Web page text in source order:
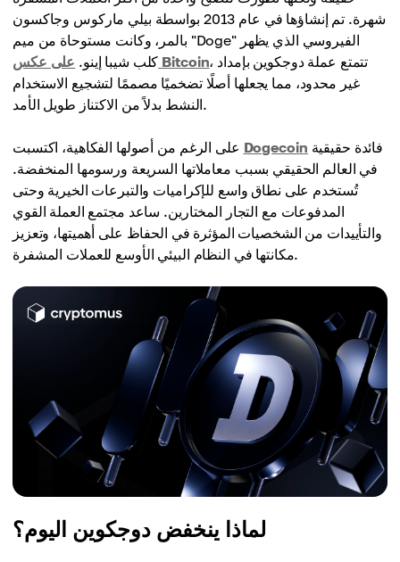
شهرة. تم إنشاؤها في عام 2013 بواسطة بيلي ماركوس وجاكسون
بالمر، وكانت مستوحاة من ميم "Doge" الفيروسي الذي يظهر
كلب شيبا إينو. على عكس Bitcoin، تتمتع عملة دوجكوين بإمداد
غير محدود، مما يجعلها أصلًا تضخميًا مصممًا لتشجيع الاستخدام
النشط بدلاً من الاكتناز طويل الأمد.
Dogecoin
في العالم الحقيقي بسبب معاملاتها السريعة ورسومها المنخفضة.
تُستخدم على نطاق واسع للإكراميات والتبرعات الخيرية وحتى
المدفوعات مع التجار المختارين. ساعد مجتمع العملة القوي
والتأييدات من الشخصيات المؤثرة في الحفاظ على أهميتها، وتعزيز
مكانتها في النظام البيئي الأوسع للعملات المشفرة.
لماذا ينخفض دوجكوين اليوم؟